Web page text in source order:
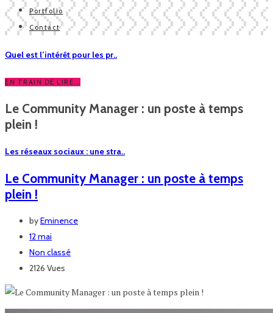
Portfolio
Contact
Quel est l’intérêt pour les pr..
EN TRAIN DE LIRE...
Le Community Manager : un poste à temps
plein !
Les réseaux sociaux : une stra..
Le Community Manager : un poste à temps
plein !
byEminence
12 mai
Non classé
2126 Vues